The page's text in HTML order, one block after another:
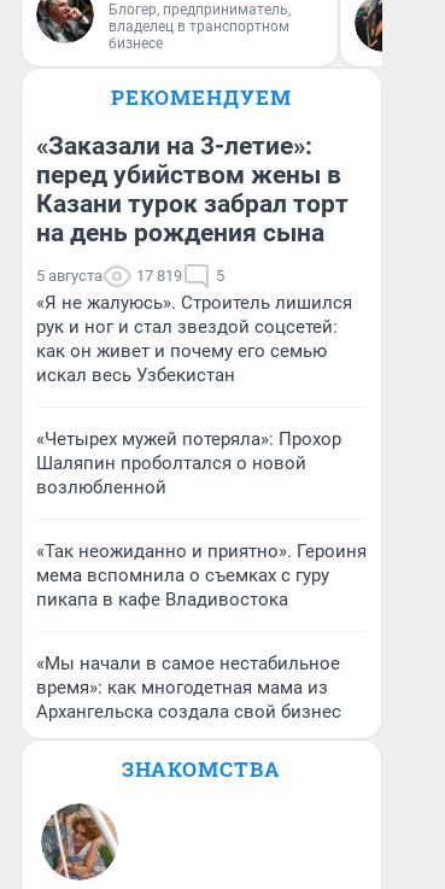
Блогер, предприниматель,
владелец в транспортном
бизнесе
РЕКОМЕНДУЕМ
«Заказали на 3-летие»:
перед убийством жены в
Казани турок забрал торт
на день рождения сына
5 августа 17 819 5
«Я не жалуюсь». Строитель лишился
рук и ног и стал звездой соцсетей:
как он живет и почему его семью
искал весь Узбекистан
«Четырех мужей потеряла»: Прохор
Шаляпин проболтался о новой
возлюбленной
«Так неожиданно и приятно». Героиня
мема вспомнила о съемках с гуру
пикапа в кафе Владивостока
«Мы начали в самое нестабильное
время»: как многодетная мама из
Архангельска создала свой бизнес
ЗНАКОМСТВА